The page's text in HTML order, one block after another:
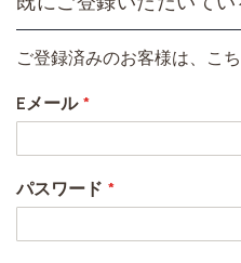
ご登録済みのお客様は、こ
Eメール
パスワード